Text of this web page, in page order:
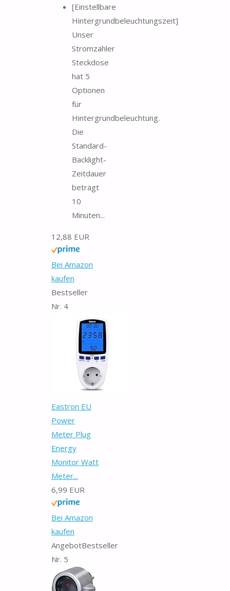
[Einstellbare
Hintergrundbeleuchtungszeit]
Unser
Stromzähler
Steckdose
hat 5
Optionen
für
Hintergrundbeleuchtung.
Die
Standard-
Backlight-
Zeitdauer
beträgt
10
Minuten...
12,88 EUR
Bei Amazon
kaufen
Bestseller
Nr. 4
Eastron EU
Power
Meter Plug
Energy
Monitor Watt
Meter...
6,99 EUR
Bei Amazon
kaufen
AngebotBestseller
Nr. 5